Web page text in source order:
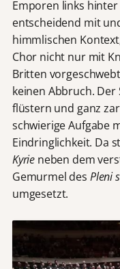
Emporen links
entscheidend mit
himmlischen
Chor nicht nur mit
Britten
keinen Abbruch.
flüstern und ganz
schwierige Aufgabe
Eindringlichkeit. Da
Kyrie neben dem
Gemurmel des Pleni
umgesetzt.